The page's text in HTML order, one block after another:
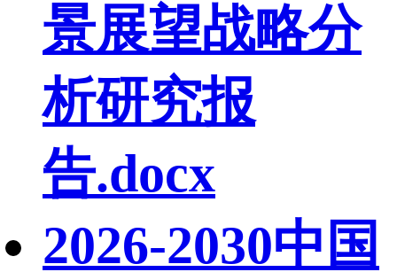
景展望战略分
析研究报
告.docx
2026-2030中国